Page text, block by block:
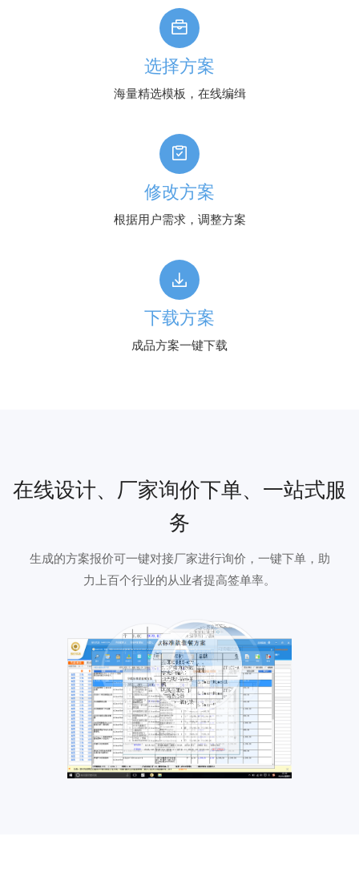
选择方案
海量精选模板，在线编缉
修改方案
根据用户需求，调整方案
下载方案
成品方案一键下载
在线设计、厂家询价下单、一站式服
务
生成的方案报价可一键对接厂家进行询价，一键下单，助
力上百个行业的从业者提高签单率。